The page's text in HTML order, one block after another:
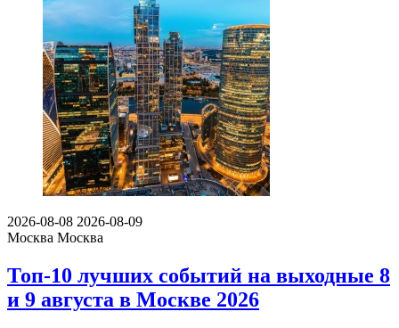
2026-08-08 2026-08-09
Москва Москва
Топ-10 лучших событий на выходные 8
и 9 августа в Москве 2026